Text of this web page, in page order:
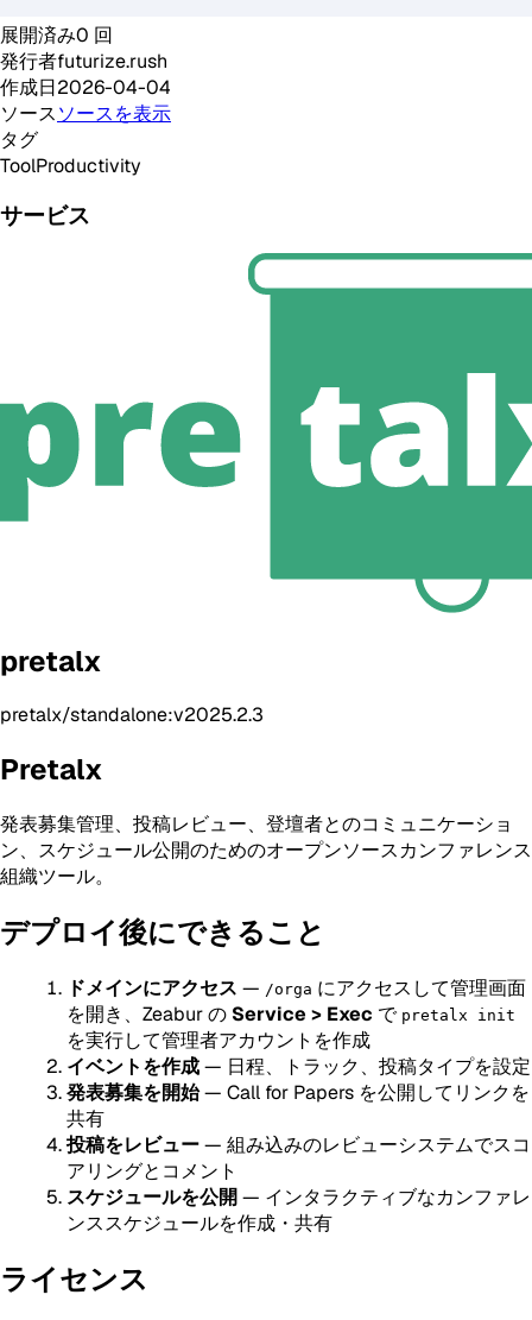
展開済み0 回
発行者futurize.rush
作成日2026-04-04
ソースソースを表示
タグ
ToolProductivity
サービス
pretalx
pretalx/standalone:v2025.2.3
Pretalx
発表募集管理、投稿レビュー、登壇者とのコミュニケーショ
ン、スケジュール公開のためのオープンソースカンファレンス
組織ツール。
デプロイ後にできること
ドメインにアクセス — /orga にアクセスして管理画面
を開き、Zeabur の Service > Exec で pretalx init
を実行して管理者アカウントを作成
イベントを作成— 日程、トラック、投稿タイプを設定
発表募集を開始— Call for Papers を公開してリンクを
共有
投稿をレビュー— 組み込みのレビューシステムでスコ
アリングとコメント
スケジュールを公開 — インタラクティブなカンファレ
ンススケジュールを作成・共有
ライセンス